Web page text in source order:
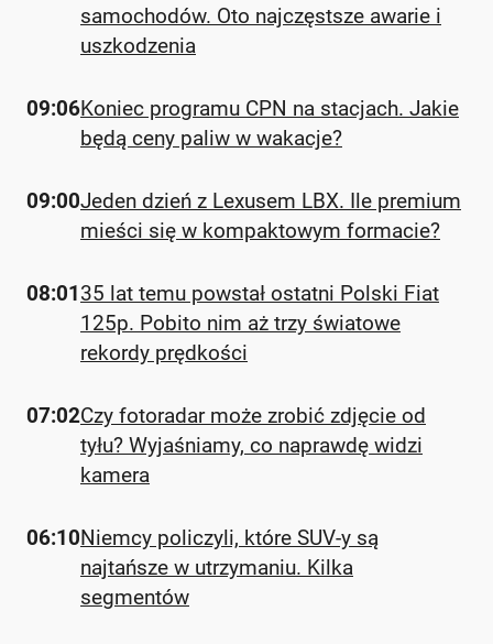
samochodów. Oto najczęstsze awarie i
uszkodzenia
09:06Koniec programu CPN na stacjach. Jakie
będą ceny paliw w wakacje?
09:00Jeden dzień z Lexusem LBX. Ile premium
mieści się w kompaktowym formacie?
08:0135 lat temu powstał ostatni Polski Fiat
125p. Pobito nim aż trzy światowe
rekordy prędkości
07:02Czy fotoradar może zrobić zdjęcie od
tyłu? Wyjaśniamy, co naprawdę widzi
kamera
06:10Niemcy policzyli, które SUV-y są
najtańsze w utrzymaniu. Kilka
segmentów